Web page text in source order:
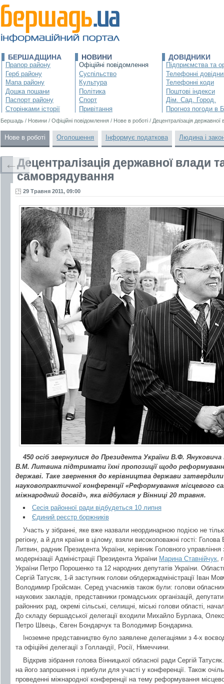
БЕРШАДЩИНА
Прапор району
Герб району
Мапа району
Дошка пошани
Паспорт району
Сторінками історії
НОВИНИ
Офіційні повідомлення
Суспільство
Культура
Політика
Спорт
Привітання
ДОВІДНИКИ
Підприємства та
Телефонні
Телефонні коди
Поштові індекси
Дім. Сад. Город.
Прогноз погоди в
Бершадь / Новини / Офіційні повідомлення / Нове в роботі / Децентралізація
Нове в роботі Оголошення Інформує податкова Людина і
Децентралізація державної влади
самоврядування
29 Травня 2011, 09:00
450 осіб звернулися до Президента України В.Ф.
В.М. Литвина підтримати їхні пропозиції щодо
державі. Таке звернення до керівництва держави
науковопрактичної конференції «Реформування місцевого
міжнародний досвід», яка відбулася у Вінниці 20 травня.
Сесія районної ради відбудеться 10 липня
Єдиний реєстр боржників
Участь у зібранні, яке вже назвали неординарною подією не
регіону, а й для країни в цілому, взяли високоповажні гості:
Литвин, радник Президента України, керівник Головного управління
модернізації Адміністрації Президента України Марина Ставнійчук ,
України Петро Порошенко та 12 народних депутатів України.
Сергій Татусяк, 1-й заступник голови облдержадміністрації Іван
Володимир Гройсман. Серед учасників також були: голови
наукових закладів, представники громадських організацій,
районних рад, окремі сільські, селищні, міські голови області,
До складу бершадської делегації входили Михайло Бурлака,
Петро Швець, Євген Бондарчук та Володимир Бондарина.
Іноземне представництво було заявлене делегаціями з 4-х
та офіційні делегації з Голландії, Росії, Німеччини.
Відкрив зібрання голова Вінницької обласної ради Сергій
на його запрошення і прибули для участі у конференції. Також
проведенні міжнародної конференції на тему реформування
←